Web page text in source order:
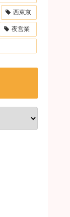
西東京
夜営業